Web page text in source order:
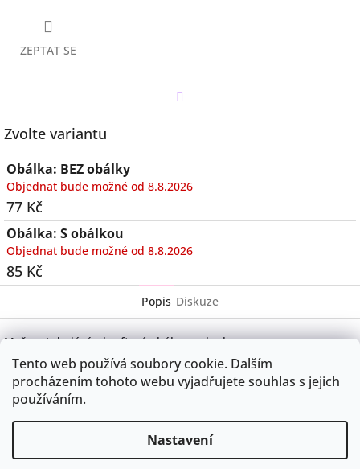
Tento web používá soubory cookie. Dalším
procházením tohoto webu vyjadřujete souhlas s jejich
používáním.
Nastavení
ZEPTAT SE
Zvolte variantu
Obálka: BEZ obálky
Objednat bude možné od 8.8.2026
77 Kč
Obálka: S obálkou
Objednat bude možné od 8.8.2026
85 Kč
Popis Diskuze
Možnost dodání v kraftové obálce, nebo bez.
obchodní podmínky podmínky GDPR
Kontakty a doprava
Originální svatební sortiment